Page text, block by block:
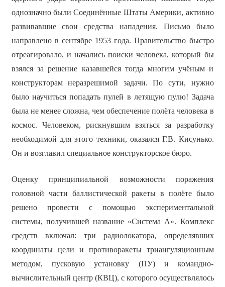
однозначно были Соединённые Штаты Америки, активно
развивавшие свои средства нападения. Письмо было
направлено в сентябре 1953 года. Правительство быстро
отреагировало, и начались поиски человека, который бы
взялся за решение казавшейся тогда многим учёным и
конструкторам неразрешимой задачи. По сути, нужно
было научиться попадать пулей в летящую пулю! Задача
была не менее сложна, чем обеспечение полёта человека в
космос. Человеком, рискнувшим взяться за разработку
необходимой для этого техники, оказался Г.В. Кисунько.
Он и возглавил специальное конструкторское бюро.
Оценку принципиальной возможности поражения
головной части баллистической ракеты в полёте было
решено провести с помощью экспериментальной
системы, получившей название «Система А». Комплекс
средств включал: три радиолокатора, определявших
координаты цели и противоракеты триангуляционным
методом, пусковую установку (ПУ) и командно-
вычислительный центр (КВЦ), с которого осуществлялось